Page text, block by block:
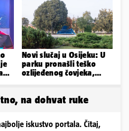
Novi slučaj u Osijeku: U
parku pronašli teško
ozlijeđenog čovjeka,
na dohvat ruke
iskustvo portala. Čitaj,